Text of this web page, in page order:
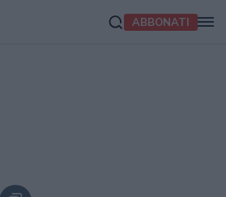
ABBONATI